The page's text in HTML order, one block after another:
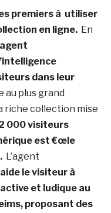
premiers à utiliser
en ligne. En
dans leur
plus grand
riche collection mise
000 visiteurs
est €œle
L’agent
aide le visiteur à
et ludique au
proposant des